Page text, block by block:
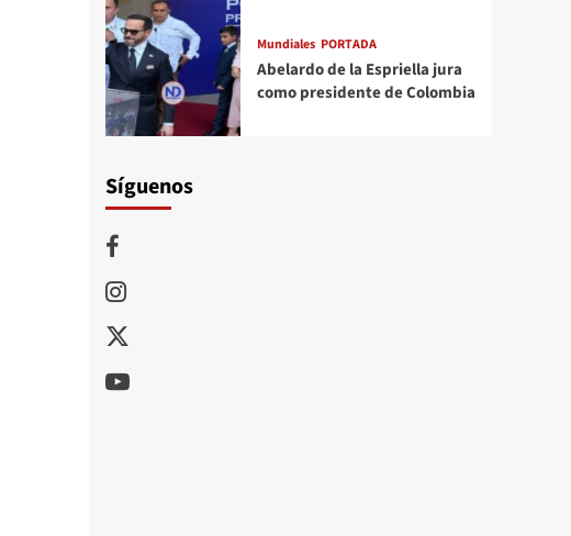
Mundiales PORTADA
Abelardo de la Espriella jura
como presidente de Colombia
Síguenos